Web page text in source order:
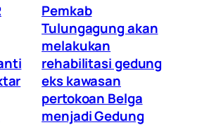
Pemkab
Tulungagung akan
melakukan
rehabilitasi gedung
eks kawasan
pertokoan Belga
menjadi Gedung